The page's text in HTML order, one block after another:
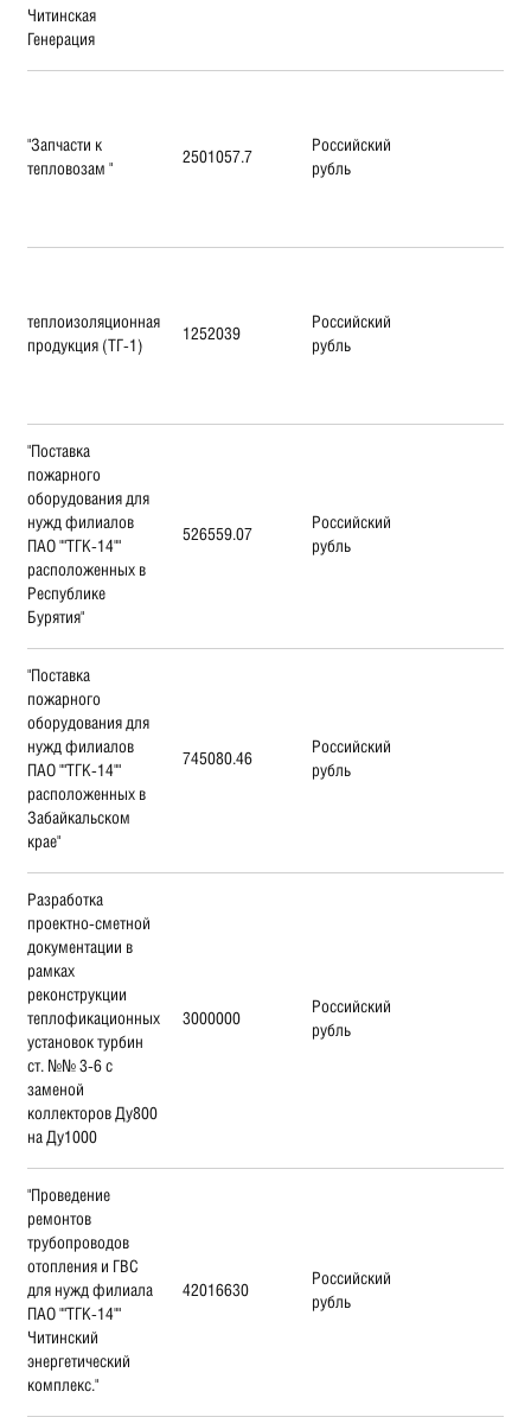
Читинская
Генерация
"Запчасти к
тепловозам "
2501057.7
Российский
рубль
теплоизоляционная
продукция (ТГ-1)
1252039
Российский
рубль
"Поставка
пожарного
оборудования для
нужд филиалов
ПАО ""ТГК-14""
расположенных в
Республике
Бурятия"
526559.07
Российский
рубль
"Поставка
пожарного
оборудования для
нужд филиалов
ПАО ""ТГК-14""
расположенных в
Забайкальском
крае"
745080.46
Российский
рубль
Разработка
проектно-сметной
документации в
рамках
реконструкции
теплофикационных
установок турбин
ст. №№ 3-6 с
заменой
коллекторов Ду800
на Ду1000
3000000
Российский
рубль
"Проведение
ремонтов
трубопроводов
отопления и ГВС
для нужд филиала
ПАО ""ТГК-14""
Читинский
энергетический
комплекс."
42016630
Российский
рубль